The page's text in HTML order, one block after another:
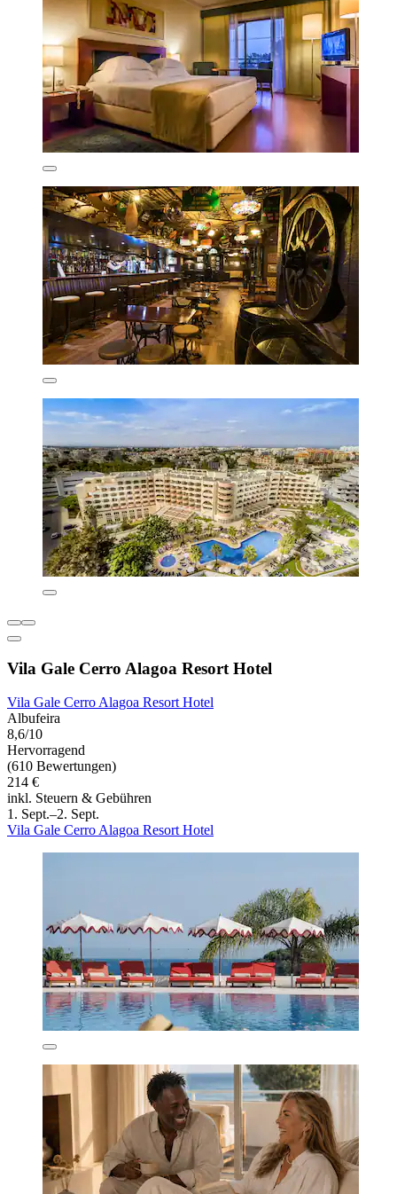
Vila Gale Cerro Alagoa Resort Hotel
Vila Gale Cerro Alagoa Resort Hotel
Albufeira
8,6/10
Hervorragend
(610 Bewertungen)
214 €
inkl. Steuern & Gebühren
1. Sept.–2. Sept.
Vila Gale Cerro Alagoa Resort Hotel